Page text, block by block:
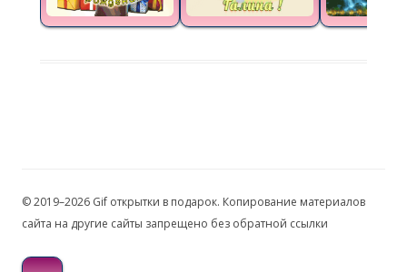
© 2019–2026 Gif открытки в подарок. Копирование материалов
сайта на другие сайты запрещено без обратной ссылки